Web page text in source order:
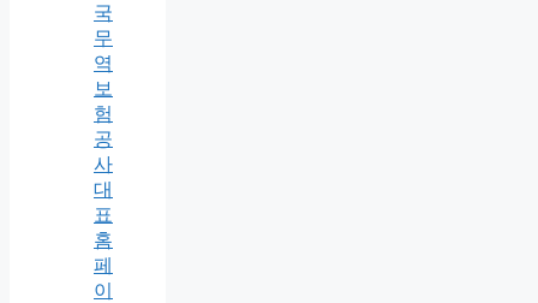
국
무
역
보
험
공
사
대
표
홈
페
이